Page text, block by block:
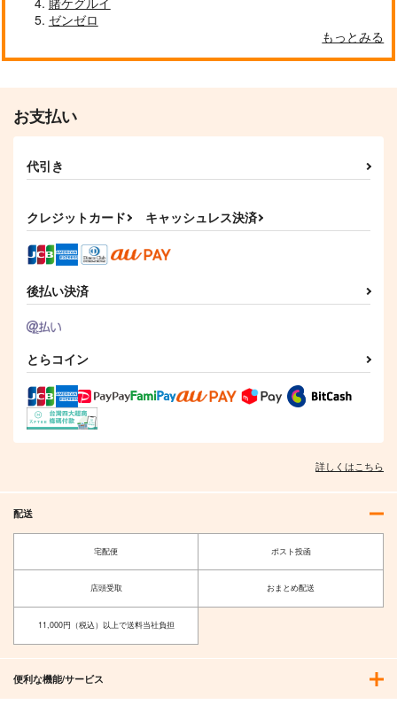
ゼンゼロ
もっとみる
お支払い
代引き
クレジットカード キャッシュレス決済
後払い決済
とらコイン
詳しくはこちら
配送
宅配便 ポスト投函
店頭受取 おまとめ配送
11,000円（税込）以上で送料当社負担
便利な機能/サービス